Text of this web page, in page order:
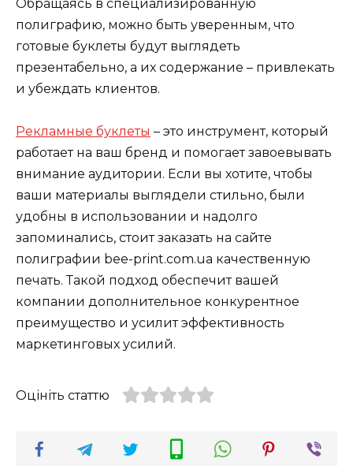
Обращаясь в специализированную
полиграфию, можно быть уверенным, что
готовые буклеты будут выглядеть
презентабельно, а их содержание – привлекать
и убеждать клиентов.
Рекламные буклеты – это инструмент, который
работает на ваш бренд и помогает завоевывать
внимание аудитории. Если вы хотите, чтобы
ваши материалы выглядели стильно, были
удобны в использовании и надолго
запоминались, стоит заказать на сайте
полиграфии bee-print.com.ua качественную
печать. Такой подход обеспечит вашей
компании дополнительное конкурентное
преимущество и усилит эффективность
маркетинговых усилий.
Оцініть статтю